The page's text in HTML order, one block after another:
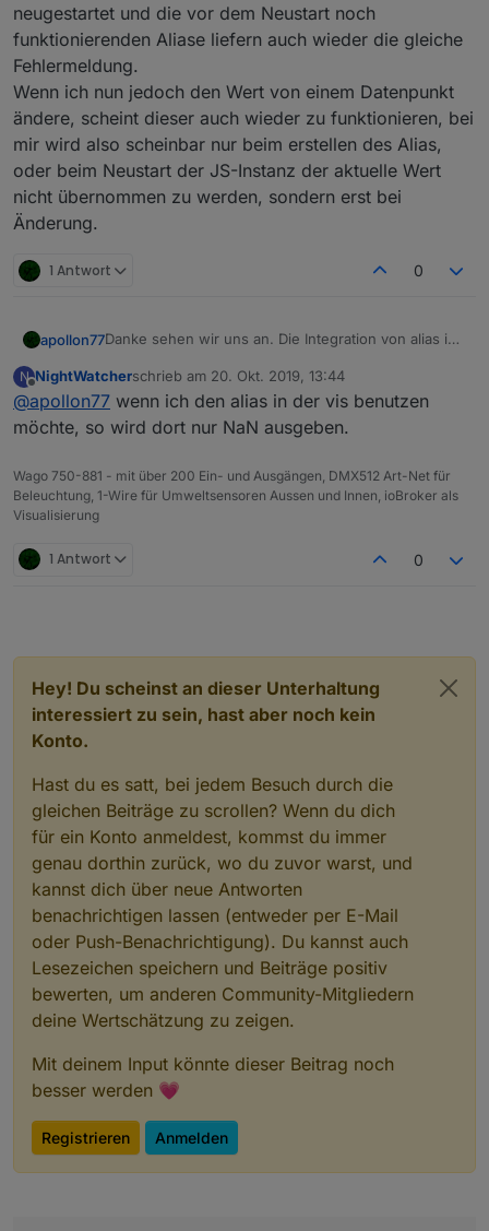
neugestartet und die vor dem Neustart noch
funktionierenden Aliase liefern auch wieder die gleiche
Fehlermeldung.
Wenn ich nun jedoch den Wert von einem Datenpunkt
ändere, scheint dieser auch wieder zu funktionieren, bei
mir wird also scheinbar nur beim erstellen des Alias,
oder beim Neustart der JS-Instanz der aktuelle Wert
nicht übernommen zu werden, sondern erst bei
Änderung.
1 Antwort 0
apollon77Danke sehen wir uns an. Die Integration von alias im
auch Infos zum alias feature. Alias ist nur
„Technology preview“
Wichtig ist aber das die Adapter die den Datenpunkt
lesen wie visu den korrekten Wert haben?!
N
Offline
NightWatcherschrieb am 20. Okt. 2019, 13:44
zuletzt editiert von
@apollon77 wenn ich den alias in der vis benutzen
möchte, so wird dort nur NaN ausgeben.
Wago 750-881 - mit über 200 Ein- und Ausgängen, DMX512 Art-Net für
Beleuchtung, 1-Wire für Umweltsensoren Aussen und Innen, ioBroker als
Visualisierung
1 Antwort 0
Hey! Du scheinst an dieser Unterhaltung
interessiert zu sein, hast aber noch kein
Konto.
Hast du es satt, bei jedem Besuch durch die
gleichen Beiträge zu scrollen? Wenn du dich
für ein Konto anmeldest, kommst du immer
genau dorthin zurück, wo du zuvor warst, und
kannst dich über neue Antworten
benachrichtigen lassen (entweder per E-Mail
oder Push-Benachrichtigung). Du kannst auch
Lesezeichen speichern und Beiträge positiv
bewerten, um anderen Community-Mitgliedern
deine Wertschätzung zu zeigen.
Mit deinem Input könnte dieser Beitrag noch
besser werden 💗
Registrieren Anmelden